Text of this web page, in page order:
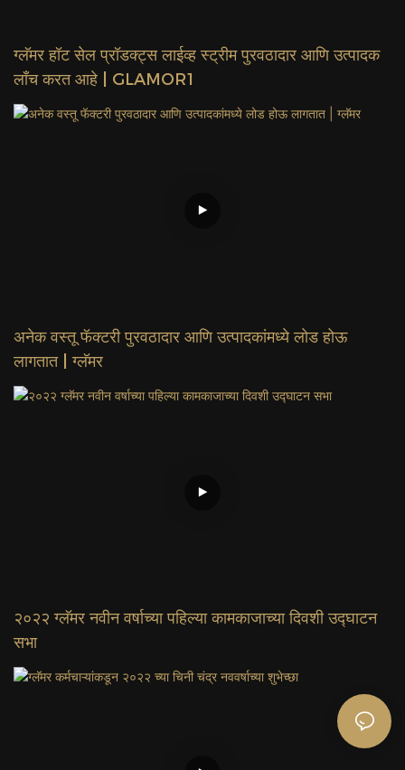
ग्लॅमर हॉट सेल प्रॉडक्ट्स लाईव्ह स्ट्रीम पुरवठादार आणि उत्पादक
लाँच करत आहे | GLAMOR1
अनेक वस्तू फॅक्टरी पुरवठादार आणि उत्पादकांमध्ये लोड होऊ
लागतात | ग्लॅमर
२०२२ ग्लॅमर नवीन वर्षाच्या पहिल्या कामकाजाच्या दिवशी उद्घाटन
सभा